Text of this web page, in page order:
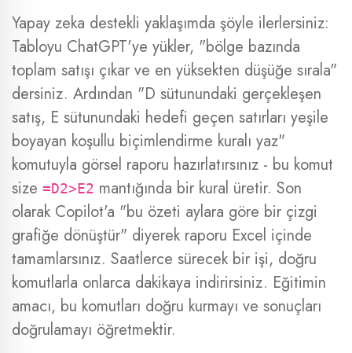
Yapay zeka destekli yaklaşımda şöyle ilerlersiniz:
Tabloyu ChatGPT'ye yükler, "bölge bazında
toplam satışı çıkar ve en yüksekten düşüğe sırala"
dersiniz. Ardından "D sütunundaki gerçekleşen
satış, E sütunundaki hedefi geçen satırları yeşile
boyayan koşullu biçimlendirme kuralı yaz"
komutuyla görsel raporu hazırlatırsınız - bu komut
size =D2>E2 mantığında bir kural üretir. Son
olarak Copilot'a "bu özeti aylara göre bir çizgi
grafiğe dönüştür" diyerek raporu Excel içinde
tamamlarsınız. Saatlerce sürecek bir işi, doğru
komutlarla onlarca dakikaya indirirsiniz. Eğitimin
amacı, bu komutları doğru kurmayı ve sonuçları
doğrulamayı öğretmektir.